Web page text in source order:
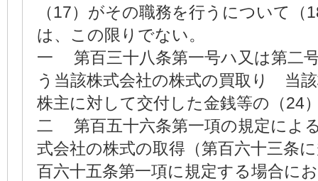
（17）がその職務を行うについて（
は、この限りでない。
一 第百三十八条第一号ハ又は第二
う当該株式会社の株式の買取り 当
株主に対して交付した金銭等の（24
二 第百五十六条第一項の規定によ
式会社の株式の取得（第百六十三条
百六十五条第一項に規定する場合に